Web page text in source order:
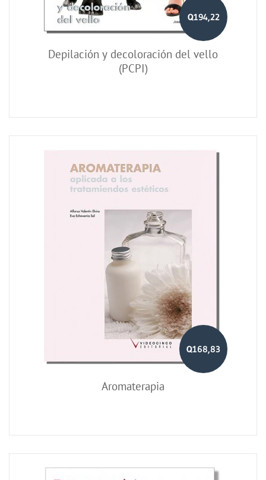
Q194,22
Depilación y decoloración del vello
(PCPI)
Q168,83
Aromaterapia